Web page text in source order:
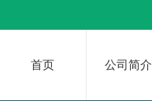
首页 公司简介